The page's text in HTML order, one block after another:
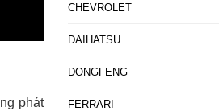
phát
CHEVROLET
DAIHATSU
DONGFENG
FERRARI